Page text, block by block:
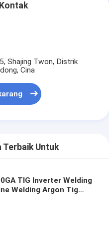
Shajing Twon, Distrik
Cina
Terbaik Untuk
TIG Inverter Welding
Welding Argon Tig